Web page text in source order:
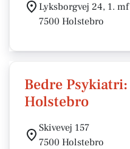
Lyksborgvej 24, 1. mf
7500 Holstebro
Bedre
Holstebro
Skivevej 157
7500 Holstebro